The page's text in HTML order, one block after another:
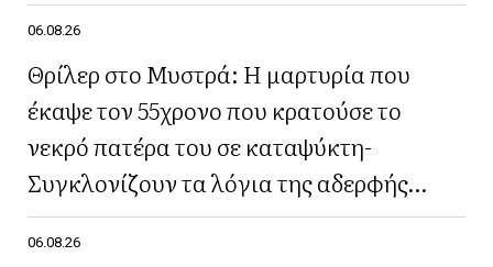
06.08.26
Θρίλερ στο Μυστρά: Η μαρτυρία που
έκαψε τον 55χρονο που κρατούσε το
νεκρό πατέρα του σε καταψύκτη-
Συγκλονίζουν τα λόγια της αδερφής
του(Βίντεο)
06.08.26